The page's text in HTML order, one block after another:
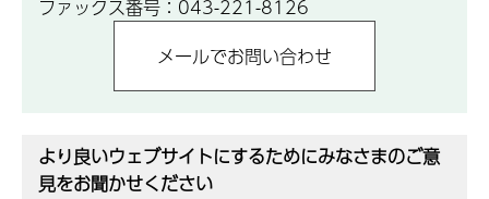
ファックス番号：043-221-8126
より良いウェブサイトにするためにみなさまのご意
見をお聞かせください